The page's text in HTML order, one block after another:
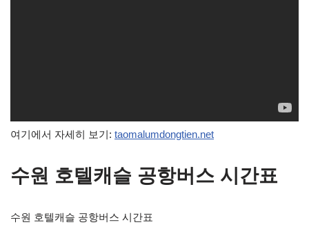
여기에서 자세히 보기: taomalumdongtien.net
수원 호텔캐슬 공항버스 시간표
수원 호텔캐슬 공항버스 시간표